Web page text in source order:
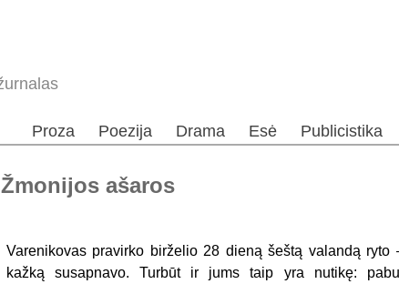
Proza Poezija Drama Esė Publicistika
ašaros
Varenikovas pravirko birželio 28 dieną šeštą valandą
kažką susapnavo. Turbūt ir jums taip yra nutikę: